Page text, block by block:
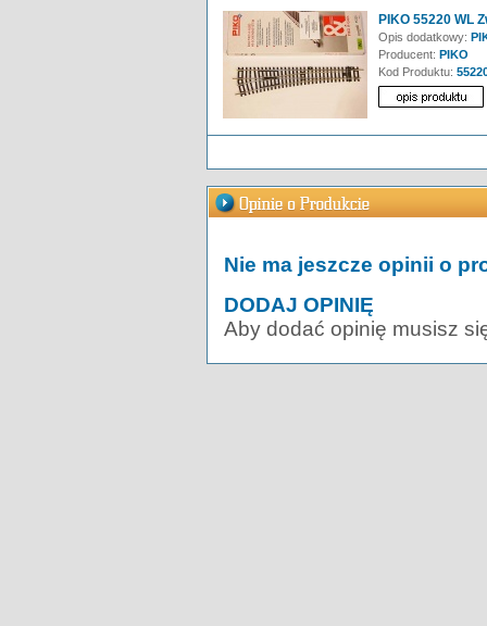
PIKO 55220 WL
Opis dodatkowy:
Producent: PIKO
Kod Produktu:
Nie ma jeszcze opinii o
DODAJ OPINIĘ
Aby dodać opinię musisz